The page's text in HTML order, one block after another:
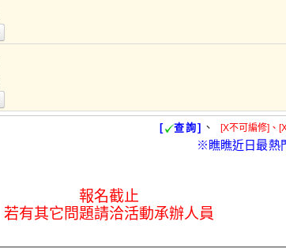
[ 查詢] 、 [X不可編修]、
※瞧瞧近日最熱
報名截止
若有其它問題請洽活動承辦人員